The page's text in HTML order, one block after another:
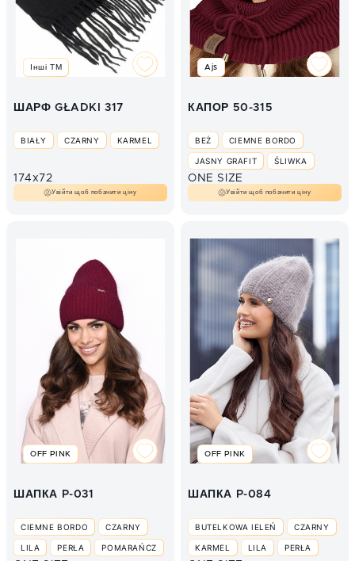
Інші ТМ
ШАРФ GŁADKI 317
BIAŁY CZARNY KARMEL
174x72
Увійти щоб побачити ціну
Ajs
КАПОР 50-315
BEŻ CIEMNE BORDO
JASNY GRAFIT ŚLIWKA
ŚMIETANA
СВІТЛО-БЕЖЕВИЙ
ONE SIZE
Увійти щоб побачити ціну
OFF PINK
ШАПКА P-031
CIEMNE BORDO CZARNY
LILA PERŁA POMARAŃCZ
OFF PINK
ШАПКА P-084
BUTELKOWA IELEŃ CZARNY
KARMEL LILA PERŁA